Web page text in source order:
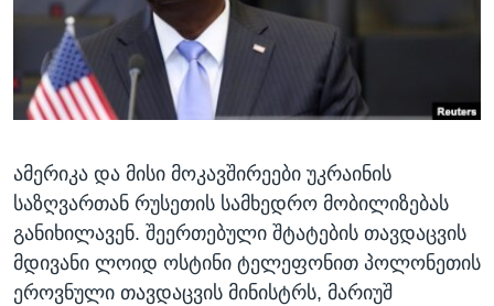
ᲡᲢᲣᲓᲘᲐ ᲕᲐᲨᲘᲜᲒᲢᲝᲜᲘ
ᲔᲙᲝᲜᲝᲛᲘᲙᲐ
ᲯᲐᲜᲛᲠᲗᲔᲚᲝᲑᲐ
ᲛᲔᲪᲜᲘᲔᲠᲔᲑᲐ
ᲙᲣᲚᲢᲣᲠᲐ
ᲒᲐᲚᲘᲚᲔᲝ
ᲓᲔᲖᲘᲜᲤᲝᲠᲛᲐᲪᲘᲐ
Learning English
ᲗᲕᲐᲚᲘ ᲒᲕᲐᲓᲔᲕᲜᲔᲗ
ენები
ამერიკა და მისი მოკავშირეები უკრაინის
საზღვართან რუსეთის სამხედრო მობილიზებას
განიხილავენ. შეერთებული შტატების თავდაცვის
მდივანი ლოიდ ოსტინი ტელეფონით პოლონეთის
ეროვნული თავდაცვის მინისტრს, მარიუშ